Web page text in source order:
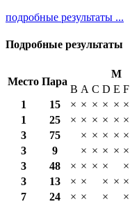
подробные результаты ...
Подробные результаты
Место Пара
M
B A C D E F
1
15 × × × × × ×
1
25 × × × × × ×
3
75 × × × × ×
3
9 × × × × ×
3
48 × × × × ×
3
13 × × × × ×
7
24 × × × ×